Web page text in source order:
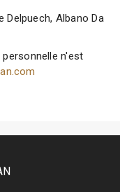
Delpuech, Albano Da
n'est